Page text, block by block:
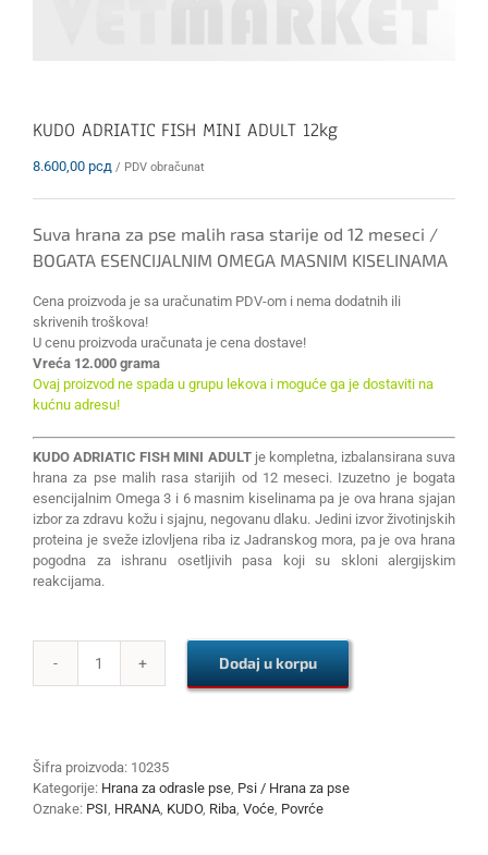
KUDO ADRIATIC FISH MINI ADULT 12kg
8.600,00 рсд / PDV obračunat
Suva hrana za pse malih rasa starije od 12 meseci /
BOGATA ESENCIJALNIM OMEGA MASNIM KISELINAMA
Cena proizvoda je sa uračunatim PDV-om i nema dodatnih ili
skrivenih troškova!
U cenu proizvoda uračunata je cena dostave!
Vreća 12.000 grama
Ovaj proizvod ne spada u grupu lekova i moguće ga je dostaviti na
kućnu adresu!
KUDO ADRIATIC FISH MINI ADULTje kompletna, izbalansirana suva
hrana za pse malih rasa starijih od 12 meseci. Izuzetno je bogata
esencijalnim Omega 3 i 6 masnim kiselinama pa je ova hrana sjajan
izbor za zdravu kožu i sjajnu, negovanu dlaku. Jedini izvor životinjskih
proteina je sveže izlovljena riba iz Jadranskog mora, pa je ova hrana
pogodna za ishranu osetljivih pasa koji su skloni alergijskim
reakcijama.
KUDO
12kg
količina
Dodaj u korpu
Šifra proizvoda: 10235
Kategorije: Hrana za odrasle pse Psi / Hrana za pse
Oznake: PSI HRANA KUDO, Riba Voće Povrće